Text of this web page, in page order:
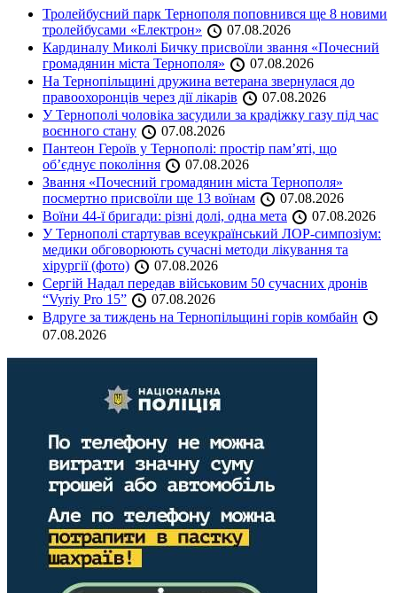
Тролейбусний парк Тернополя поповнився ще 8 новими
тролейбусами «Електрон»
07.08.2026
Кардиналу Миколі Бичку присвоїли звання «Почесний
громадянин міста Тернополя»
07.08.2026
На Тернопільщині дружина ветерана звернулася до
правоохоронців через дії лікарів
07.08.2026
У Тернополі чоловіка засудили за крадіжку газу під час
воєнного стану
07.08.2026
Пантеон Героїв у Тернополі: простір пам’яті, що
об’єднує покоління
07.08.2026
Звання «Почесний громадянин міста Тернополя»
посмертно присвоїли ще 13 воїнам
07.08.2026
Воїни 44-ї бригади: різні долі, одна мета
07.08.2026
У Тернополі стартував всеукраїнський ЛОР-симпозіум:
медики обговорюють сучасні методи лікування та
хірургії (фото)
07.08.2026
Сергій Надал передав військовим 50 сучасних дронів
“Vyriy Pro 15”
07.08.2026
Вдруге за тиждень на Тернопільщині горів комбайн
07.08.2026